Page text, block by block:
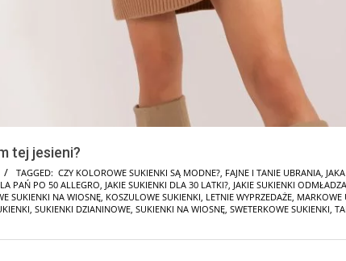
tej jesieni?
TAGGED: CZY KOLOROWE SUKIENKI SĄ MODNE?, FAJNE I TANIE UBRANIA,
PAŃ PO 50 ALLEGRO, JAKIE SUKIENKI DLA 30 LATKI?, JAKIE SUKIENKI
SUKIENKI NA WIOSNĘ, KOSZULOWE SUKIENKI, LETNIE WYPRZEDAŻE, MARKOWE
, SUKIENKI DZIANINOWE, SUKIENKI NA WIOSNĘ, SWETERKOWE SUKIENKI,